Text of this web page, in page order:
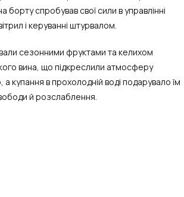
борту спробував свої сили в управлінні
і керуванні штурвалом.
сезонними фруктами та келихом
вина, що підкреслили атмосферу
купання в прохолодній воді подарувало їм
й розслаблення.